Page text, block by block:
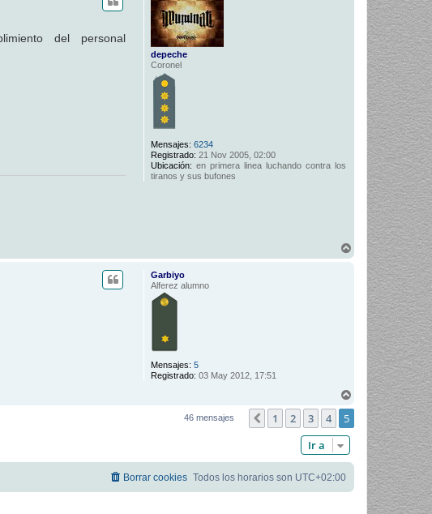
depeche
Coronel
Mensajes: 6234
Registrado: 21 Nov 2005, 02:00
Ubicación: en primera linea luchando contra los
tiranos y sus bufones
del personal
Garbiyo
Alferez alumno
Mensajes: 5
Registrado: 03 May 2012, 17:51
i
46 mensajes Anterior
1 2 3 4 5
Ir a
Todos los horarios son UTC+02:00
Borrar cookies